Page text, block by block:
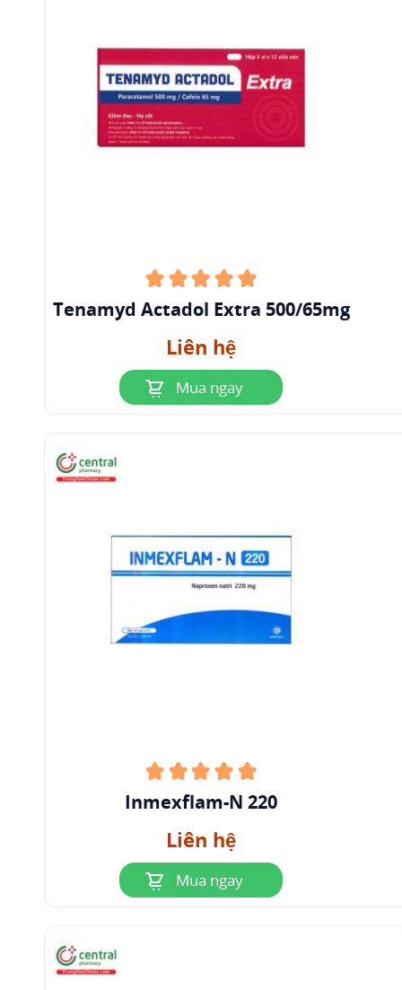
Tenamyd Actadol Extra 500/65mg
Liên hệ
Mua ngay
Inmexflam-N 220
Liên hệ
Mua ngay